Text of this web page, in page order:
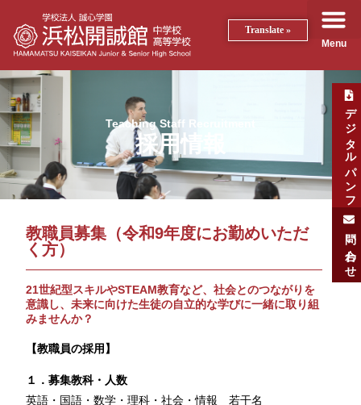
Menu
デジタルパンフ
問い合わせ
Teaching Staff Recruitment
採用情報
教職員募集（令和9年度にお勤めいただ
く方）
21世紀型スキルやSTEAM教育など、社会とのつながりを
意識し、未来に向けた生徒の自立的な学びに一緒に取り組
みませんか？
【教職員の採用】
１．募集教科・人数
英語・国語・数学・理科・社会・情報 若干名
Translate »